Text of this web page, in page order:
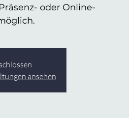
oder Online-
ansehen